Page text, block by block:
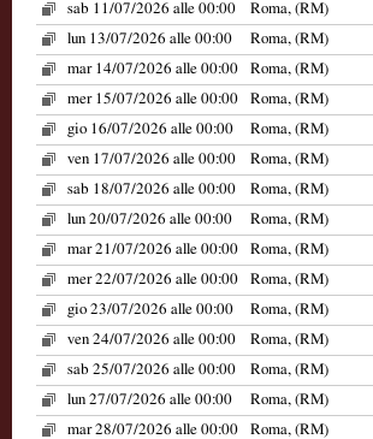
sab 11/07/2026 alle 00:00
Roma, (RM)
lun 13/07/2026 alle 00:00
Roma, (RM)
mar 14/07/2026 alle 00:00
Roma, (RM)
mer 15/07/2026 alle 00:00
Roma, (RM)
gio 16/07/2026 alle 00:00
Roma, (RM)
ven 17/07/2026 alle 00:00
Roma, (RM)
sab 18/07/2026 alle 00:00
Roma, (RM)
lun 20/07/2026 alle 00:00
Roma, (RM)
mar 21/07/2026 alle 00:00
Roma, (RM)
mer 22/07/2026 alle 00:00
Roma, (RM)
gio 23/07/2026 alle 00:00
Roma, (RM)
ven 24/07/2026 alle 00:00
Roma, (RM)
sab 25/07/2026 alle 00:00
Roma, (RM)
lun 27/07/2026 alle 00:00
Roma, (RM)
mar 28/07/2026 alle 00:00
Roma, (RM)